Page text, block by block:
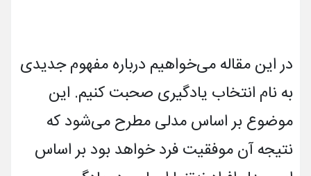
در این مقاله می‌خواهیم درباره مفهوم جدیدی
به نام انتخاب یادگیری صحبت کنیم. این
موضوع بر اساس مدلی مطرح می­‌شود که
نتیجه آن موفقیت فرد خواهد بود بر اساس